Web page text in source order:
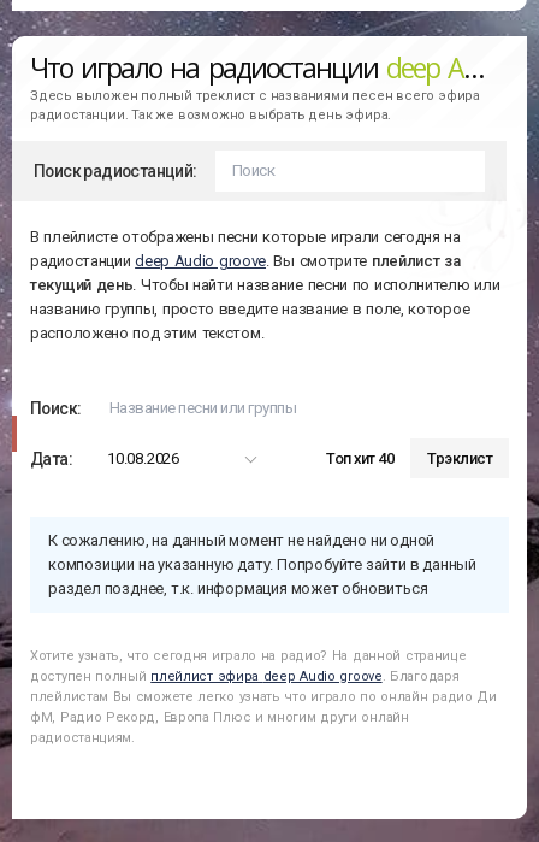
Что играло на радиостанции deep Audio groove
Здесь выложен полный треклист с названиями песен всего эфира
радиостанции. Так же возможно выбрать день эфира.
Поиск радиостанций:
В плейлисте отображены песни которые играли сегодня на
радиостанцииdeep Audio groove. Вы смотрите плейлист за
текущий день. Чтобы найти название песни по исполнителю или
названию группы, просто введите название в поле, которое
расположено под этим текстом.
Поиск:
Дата: 10.08.2026 Топ хит 40 Трэклист
К сожалению, на данный момент не найдено ни одной
композиции на указанную дату. Попробуйте зайти в данный
раздел позднее, т.к. информация может обновиться
Хотите узнать, что сегодня играло на радио? На данной странице
доступен полный плейлист эфира deep Audio groove. Благодаря
плейлистам Вы сможете легко узнать что играло по онлайн радио Ди
фМ, Радио Рекорд, Европа Плюс и многим други онлайн
радиостанциям.